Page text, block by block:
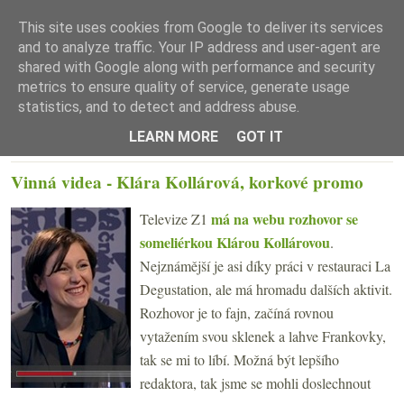
☰ Menu
Vinná videa - Klára Kollárová, korkové promo
Televize Z1 má na webu rozhovor se
someliérkou Klárou Kollárovou.
Nejznámější je asi díky práci v restauraci La
Degustation, ale má hromadu dalších aktivit.
Rozhovor je to fajn, začíná rovnou
vytažením svou sklenek a lahve Frankovky,
tak se mi to líbí. Možná být lepšího
redaktora, tak jsme se mohli doslechnout
This site uses cookies from Google to deliver its services
and to analyze traffic. Your IP address and user-agent are
shared with Google along with performance and security
metrics to ensure quality of service, generate usage
statistics, and to detect and address abuse.
LEARN MORE
GOT IT